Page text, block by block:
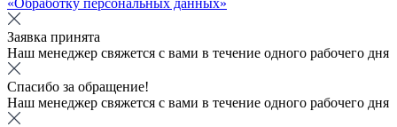
Заявка принята
Наш менеджер свяжется с вами в течение одного рабочего дня
Спасибо за обращение!
Наш менеджер свяжется с вами в течение одного рабочего дня